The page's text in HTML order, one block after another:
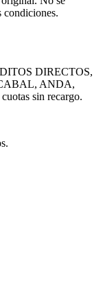
condiciones.
DIRECTOS,
ANDA,
sin recargo.